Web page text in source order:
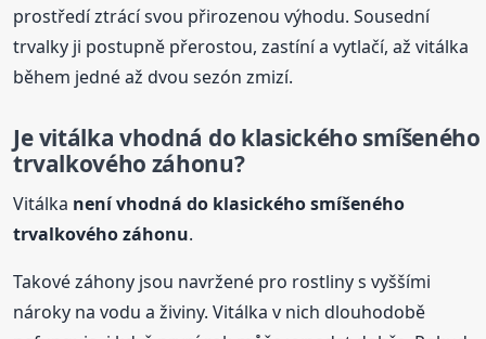
prostředí ztrácí svou přirozenou výhodu. Sousední
trvalky ji postupně přerostou, zastíní a vytlačí, až vitálka
během jedné až dvou sezón zmizí.
Je vitálka vhodná do klasického smíšeného
trvalkového záhonu?
Vitálka není vhodná do klasického smíšeného
trvalkovéhozáhonu.
Takové záhony jsou navržené pro rostliny s vyššími
nároky na vodu a živiny. Vitálka v nich dlouhodobě